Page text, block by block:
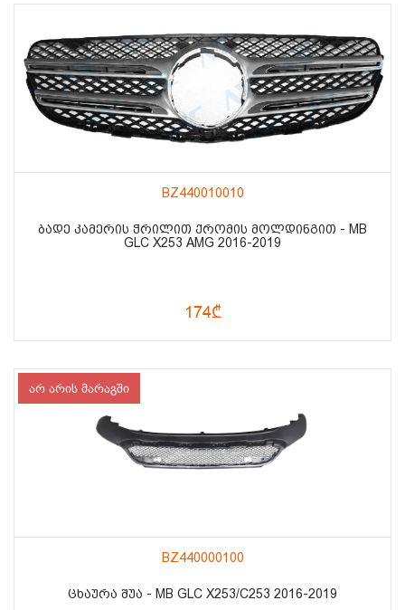
BZ440010010
ᲑᲐᲓᲔ ᲙᲐᲛᲔᲠᲘᲡ ᲭᲠᲘᲚᲘᲗ ᲥᲠᲝᲛᲘᲡ ᲛᲝᲚᲓᲘᲜᲒᲘᲗ - MB
GLC X253 AMG 2016-2019
174₾
არ არის მარაგში
BZ440000100
ᲪᲮᲐᲣᲠᲐ ᲨᲣᲐ - MB GLC X253/C253 2016-2019